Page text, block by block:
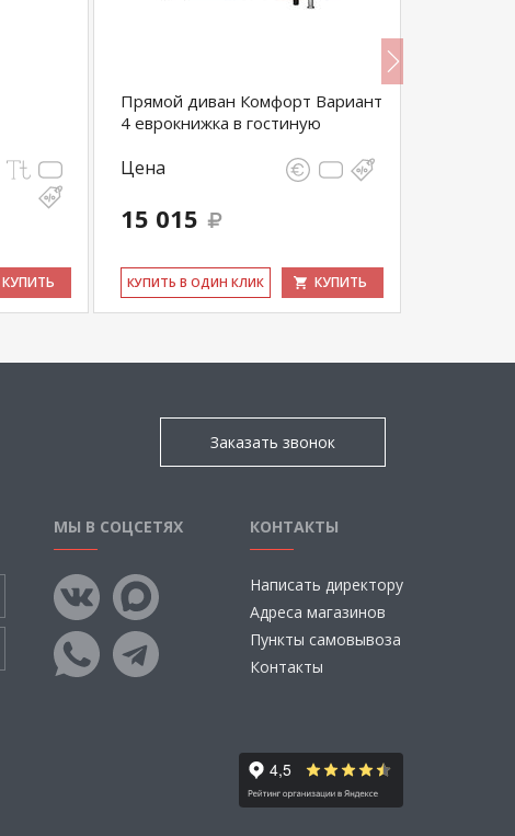
КУПИТЬ
Прямой диван Комфорт Вариант
4 еврокнижка в гостиную
Цена
15 015
КУ­ПИТЬ В ОДИН КЛИК КУПИТЬ
Заказать звонок
МЫ В СОЦСЕТЯХ КОНТАКТЫ
Написать директору
Адреса магазинов
Пункты самовывоза
Контакты